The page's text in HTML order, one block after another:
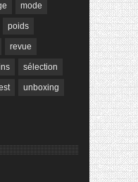
mode
poids
revue
sélection
unboxing